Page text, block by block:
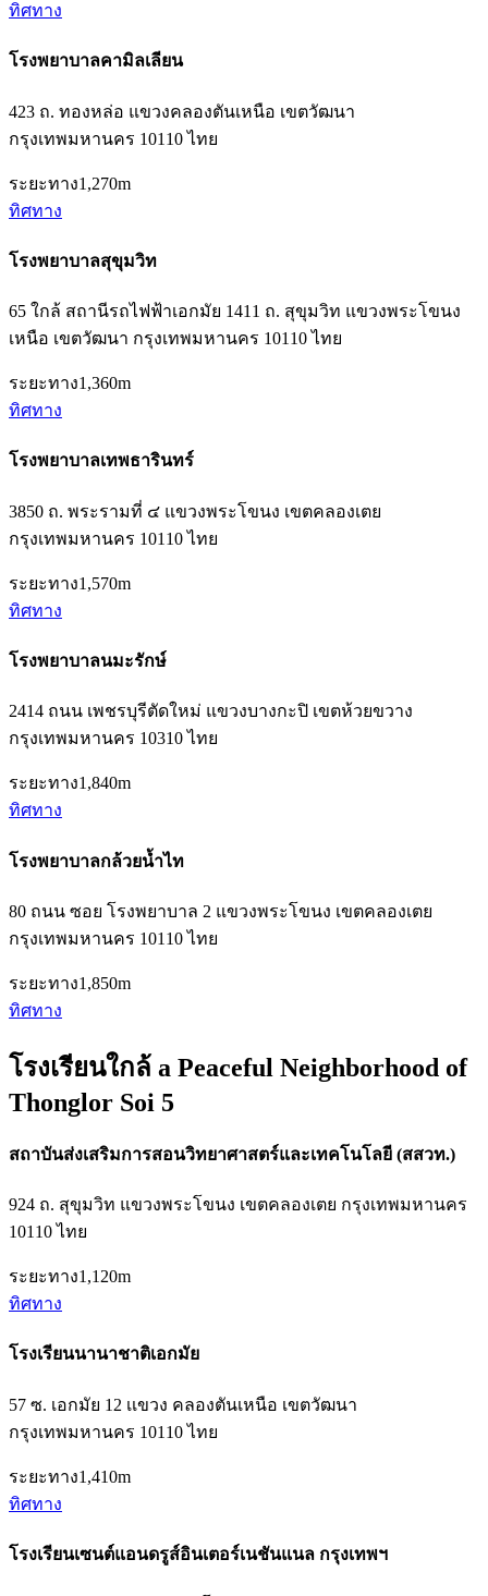
ทิศทาง
โรงพยาบาลคามิลเลียน
423 ถ. ทองหล่อ แขวงคลองตันเหนือ เขตวัฒนา
กรุงเทพมหานคร 10110 ไทย
ระยะทาง1,270m
ทิศทาง
โรงพยาบาลสุขุมวิท
65 ใกล้ สถานีรถไฟฟ้าเอกมัย 1411 ถ. สุขุมวิท แขวงพระโขนง
เหนือ เขตวัฒนา กรุงเทพมหานคร 10110 ไทย
ระยะทาง1,360m
ทิศทาง
โรงพยาบาลเทพธารินทร์
3850 ถ. พระรามที่ ๔ แขวงพระโขนง เขตคลองเตย
กรุงเทพมหานคร 10110 ไทย
ระยะทาง1,570m
ทิศทาง
โรงพยาบาลนมะรักษ์
2414 ถนน เพชรบุรีตัดใหม่ แขวงบางกะปิ เขตห้วยขวาง
กรุงเทพมหานคร 10310 ไทย
ระยะทาง1,840m
ทิศทาง
โรงพยาบาลกล้วยน้ำไท
80 ถนน ซอย โรงพยาบาล 2 แขวงพระโขนง เขตคลองเตย
กรุงเทพมหานคร 10110 ไทย
ระยะทาง1,850m
ทิศทาง
โรงเรียนใกล้ a Peaceful Neighborhood of
Thonglor Soi 5
สถาบันส่งเสริมการสอนวิทยาศาสตร์และเทคโนโลยี (สสวท.)
924 ถ. สุขุมวิท แขวงพระโขนง เขตคลองเตย กรุงเทพมหานคร
10110 ไทย
ระยะทาง1,120m
ทิศทาง
โรงเรียนนานาชาติเอกมัย
57 ซ. เอกมัย 12 เเขวง คลองตันเหนือ เขตวัฒนา
กรุงเทพมหานคร 10110 ไทย
ระยะทาง1,410m
ทิศทาง
โรงเรียนเซนต์แอนดรูส์อินเตอร์เนชันแนล กรุงเทพฯ